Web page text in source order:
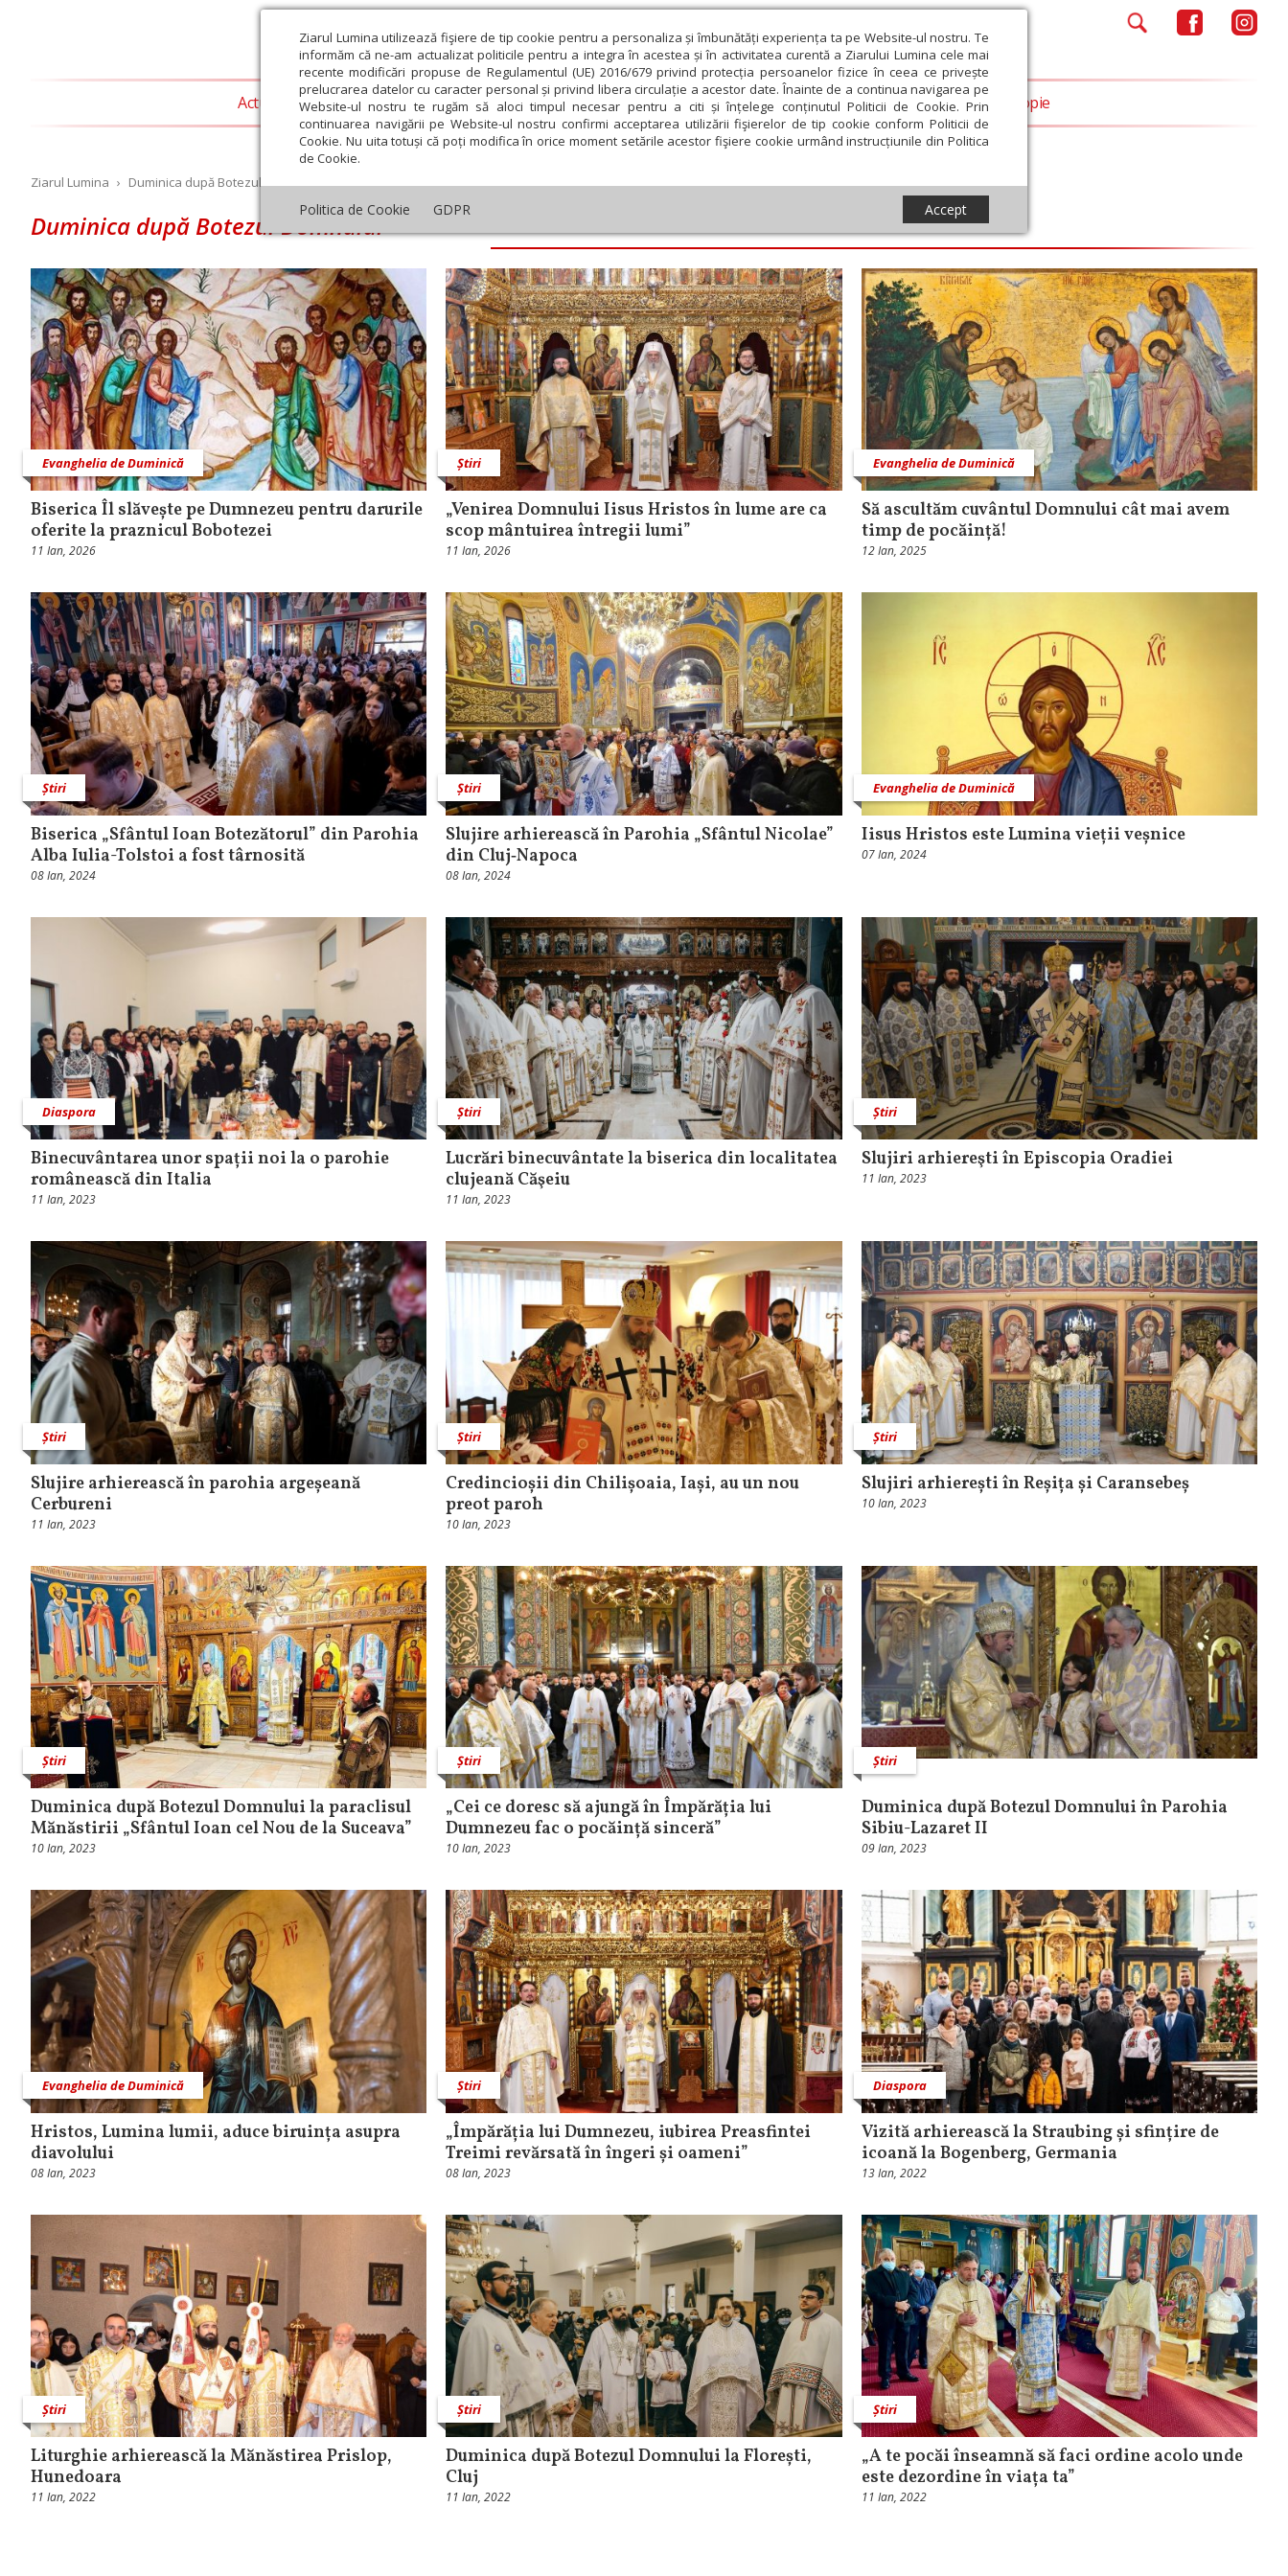
Ziarul Lumina utilizează fişiere de tip cookie pentru a personaliza și îmbunătăți experiența ta pe Website-ul nostru. Te
informăm că ne-am actualizat politicile pentru a integra în acestea și în activitatea curentă a Ziarului Lumina cele mai
recente modificări propuse de Regulamentul (UE) 2016/679 privind protecția persoanelor fizice în ceea ce privește
prelucrarea datelor cu caracter personal și privind libera circulație a acestor date. Înainte de a continua navigarea pe
Website-ul nostru te rugăm să aloci timpul necesar pentru a citi și înțelege conținutul Politicii de Cookie. Prin
continuarea navigării pe Website-ul nostru confirmi acceptarea utilizării fişierelor de tip cookie conform Politicii de
Cookie. Nu uita totuși că poți modifica în orice moment setările acestor fişiere cookie urmând instrucțiunile din Politica
de Cookie.
Politica de Cookie GDPR Accept
Actualitate religioasă Teologie și spiritualitate Educaţie și Cultură Societate Opinii Filantropie
Ziarul Lumina › Duminica după Botezul Domnului
Duminica după Botezul Domnului
Evanghelia de Duminică
Biserica Îl slăvește pe Dumnezeu pentru darurile
oferite la praznicul Bobotezei
11 Ian, 2026
Știri
„Venirea Domnului Iisus Hristos în lume are ca
scop mântuirea întregii lumi”
11 Ian, 2026
Evanghelia de Duminică
Să ascultăm cuvântul Domnului cât mai avem
timp de pocăință!
12 Ian, 2025
Știri
Biserica „Sfântul Ioan Botezătorul” din Parohia
Alba Iulia-Tolstoi a fost târnosită
08 Ian, 2024
Știri
Slujire arhierească în Parohia „Sfântul Nicolae”
din Cluj‑Napoca
08 Ian, 2024
Evanghelia de Duminică
Iisus Hristos este Lumina vieții veșnice
07 Ian, 2024
Diaspora
Binecuvântarea unor spații noi la o parohie
românească din Italia
11 Ian, 2023
Știri
Lucrări binecuvântate la biserica din localitatea
clujeană Căşeiu
11 Ian, 2023
Știri
Slujiri arhiereşti în Episcopia Oradiei
11 Ian, 2023
Știri
Slujire arhierească în parohia argeșeană
Cerbureni
11 Ian, 2023
Știri
Credincioșii din Chilișoaia, Iași, au un nou
preot paroh
10 Ian, 2023
Știri
Slujiri arhierești în Reșița și Caransebeș
10 Ian, 2023
Știri
Duminica după Botezul Domnului la paraclisul
Mănăstirii „Sfântul Ioan cel Nou de la Suceava”
10 Ian, 2023
Știri
„Cei ce doresc să ajungă în Împărăția lui
Dumnezeu fac o pocăință sinceră”
10 Ian, 2023
Știri
Duminica după Botezul Domnului în Parohia
Sibiu-Lazaret II
09 Ian, 2023
Evanghelia de Duminică
Hristos, Lumina lumii, aduce biruința asupra
diavolului
08 Ian, 2023
Știri
„Împărăția lui Dumnezeu, iubirea Preasfintei
Treimi revărsată în îngeri și oameni”
08 Ian, 2023
Diaspora
Vizită arhierească la Straubing și sfințire de
icoană la Bogenberg, Germania
13 Ian, 2022
Știri
Liturghie arhierească la Mănăstirea Prislop,
Hunedoara
11 Ian, 2022
Știri
Duminica după Botezul Domnului la Florești,
Cluj
11 Ian, 2022
Știri
„A te pocăi înseamnă să faci ordine acolo unde
este dezordine în viața ta”
11 Ian, 2022